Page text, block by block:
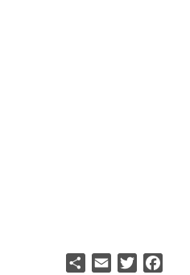
Facebook
Twitter
Email